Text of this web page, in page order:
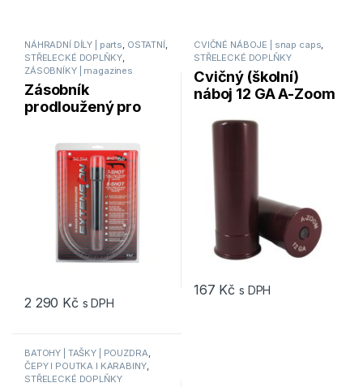
NÁHRADNÍ DÍLY | parts, OSTATNÍ,
STŘELECKÉ DOPLŇKY,
ZÁSOBNÍKY | magazines
Zásobník
prodloužený pro
12GA – 7shot
2 290 Kč s DPH
CVIČNÉ NÁBOJE | snap caps,
STŘELECKÉ DOPLŇKY
Cvičný (školní)
náboj 12 GA A-Zoom
167 Kč s DPH
BATOHY | TAŠKY | POUZDRA,
ČEPY I POUTKA I KARABINY,
STŘELECKÉ DOPLŇKY